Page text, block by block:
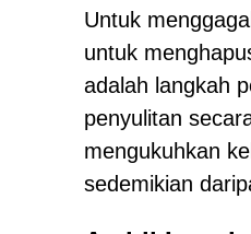
Untuk
untuk
adalah langkah
penyulitan
mengukuhkan
sedemikian